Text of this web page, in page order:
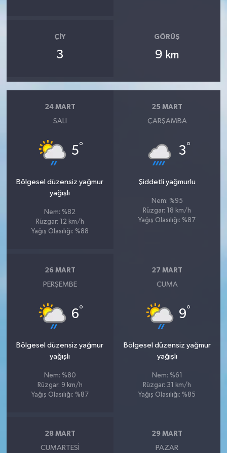
ÇIY
3
GÖRÜŞ
9 km
24 MART
SALI
5°
Bölgesel düzensiz yağmur
yağışlı
Nem: %82
Rüzgar: 12 km/h
Yağış Olasılığı: %88
25 MART
ÇARŞAMBA
3°
Şiddetli yağmurlu
Nem: %95
Rüzgar: 18 km/h
Yağış Olasılığı: %87
26 MART
PERŞEMBE
6°
Bölgesel düzensiz yağmur
yağışlı
Nem: %80
Rüzgar: 9 km/h
Yağış Olasılığı: %87
27 MART
CUMA
9°
Bölgesel düzensiz yağmur
yağışlı
Nem: %61
Rüzgar: 31 km/h
Yağış Olasılığı: %85
28 MART
CUMARTESI
29 MART
PAZAR